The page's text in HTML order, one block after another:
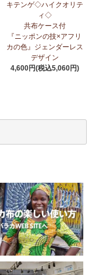
キテンゲ◇ハイクオリテ
ィ◇
共布ケース付
『ニッポンの技×アフリ
カの色』ジェンダーレス
デザイン
4,600円(税込5,060円)